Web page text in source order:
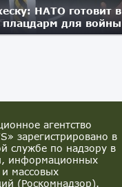
НАТО готовит в
для войны
агентство
зарегистрировано в
службе по надзору в
информационных
массовых
(Роскомнадзор).